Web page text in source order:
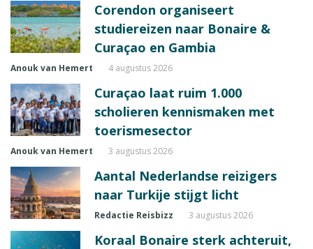
Corendon organiseert
studiereizen naar Bonaire &
Curaçao en Gambia
Anouk van Hemert 4 augustus 2026
Curaçao laat ruim 1.000
scholieren kennismaken met
toerismesector
Anouk van Hemert 3 augustus 2026
Aantal Nederlandse reizigers
naar Turkije stijgt licht
Redactie Reisbizz 3 augustus 2026
Koraal Bonaire sterk achteruit,